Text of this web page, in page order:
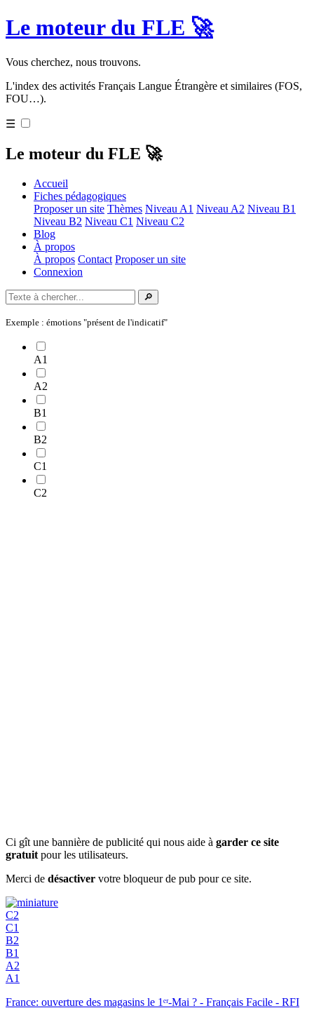
Le moteur du FLE 🚀
Vous cherchez, nous trouvons.
L'index des activités Français Langue Étrangère et similaires (FOS,
FOU…).
☰
Le moteur du FLE 🚀
Accueil
Fiches pédagogiques
Proposer un site Thèmes Niveau A1 Niveau A2 Niveau B1
Niveau B2 Niveau C1 Niveau C2
Blog
À propos
À propos Contact Proposer un site
Connexion
🔎
Exemple : émotions "présent de l'indicatif"
A1
A2
B1
B2
C1
C2
Ci gît une bannière de publicité qui nous aide à garder ce site
gratuit pour les utilisateurs.
Merci de désactiver votre bloqueur de pub pour ce site.
C2
C1
B2
B1
A2
A1
France: ouverture des magasins le 1ᵉʳ-Mai ? - Français Facile - RFI